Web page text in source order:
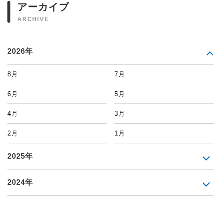
アーカイブ
ARCHIVE
2026年
8月 7月
6月 5月
4月 3月
2月 1月
2025年
2024年